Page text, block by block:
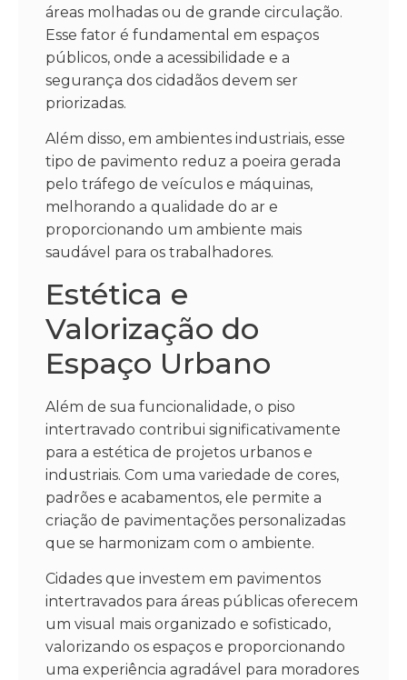
áreas molhadas ou de grande circulação.
Esse fator é fundamental em espaços
públicos, onde a acessibilidade e a
segurança dos cidadãos devem ser
priorizadas.
Além disso, em ambientes industriais, esse
tipo de pavimento reduz a poeira gerada
pelo tráfego de veículos e máquinas,
melhorando a qualidade do ar e
proporcionando um ambiente mais
saudável para os trabalhadores.
Estética e
Valorização do
Espaço Urbano
Além de sua funcionalidade, o piso
intertravado contribui significativamente
para a estética de projetos urbanos e
industriais. Com uma variedade de cores,
padrões e acabamentos, ele permite a
criação de pavimentações personalizadas
que se harmonizam com o ambiente.
Cidades que investem em pavimentos
intertravados para áreas públicas oferecem
um visual mais organizado e sofisticado,
valorizando os espaços e proporcionando
uma experiência agradável para moradores